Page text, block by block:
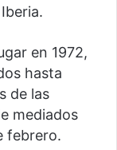
en 1972,
hasta
de las
mediados
febrero.